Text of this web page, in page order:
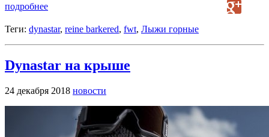
подробнее
Теги: dynastar, reine barkered, fwt, Лыжи горные
Dynastar на крыше
24 декабря 2018 новости